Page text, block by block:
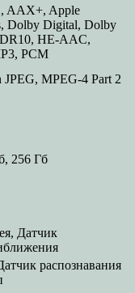
AAX+, Apple
Dolby Digital, Dolby
HE-AAC,
PCM
MPEG‑4 Part 2
256 Гб
Датчик
распознавания